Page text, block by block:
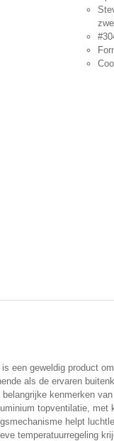
een geweldig product
als de ervaren
kenmerken
topventilatie, met
helpt
temperatuurregeling